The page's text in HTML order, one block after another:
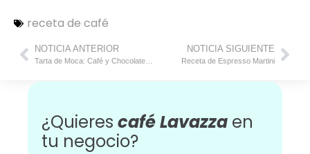
receta de café
NOTICIA ANTERIOR NOTICIA SIGUIENTE
Receta de Espresso Martini
¿Quieres café Lavazza en
tu negocio?